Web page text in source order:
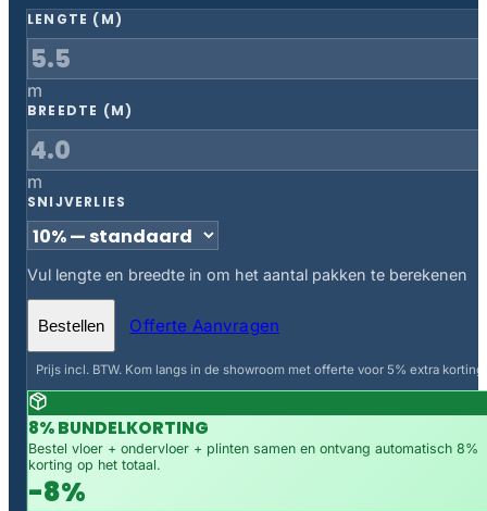
LENGTE (M)
m
BREEDTE (M)
m
SNIJVERLIES
Vul lengte en breedte in om het aantal pakken te berekenen
Bestellen Offerte Aanvragen
Prijs incl. BTW. Kom langs in de showroom met offerte voor 5% extra korting.
8% BUNDELKORTING
Bestel vloer + ondervloer + plinten samen en ontvang automatisch 8%
korting op het totaal.
-8%